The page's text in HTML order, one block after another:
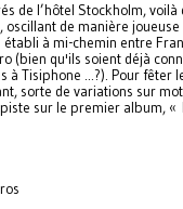
de l’hôtel Stockholm,
oscillant de manière
établi à mi-chemin entre
(bien qu'ils soient déjà
à Tisiphone ...?). Pour fêter
sorte de variations sur
sur le premier album, «